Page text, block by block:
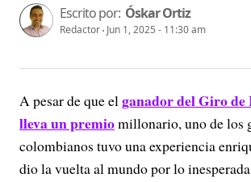
Escrito por: Óskar Ortiz
Redactor Jun 1, 2025 - 11:30 am
A pesar de que elganador del Giro de
lleva un premiomillonario, uno de los
colombianos tuvo una experiencia
dio la vuelta al mundo por lo